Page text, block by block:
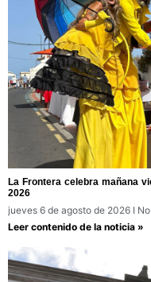
La Frontera celebra mañana
2026
jueves 6 de agosto de 2026
Leer contenido de la noticia »